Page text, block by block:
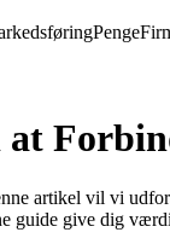
Penge
artikel vil vi
guide give dig